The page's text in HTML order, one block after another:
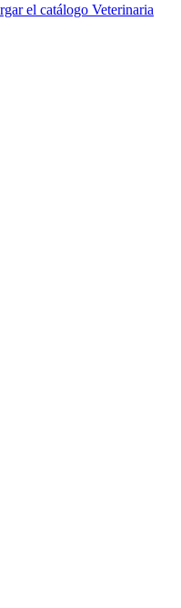
el catálogo Veterinaria